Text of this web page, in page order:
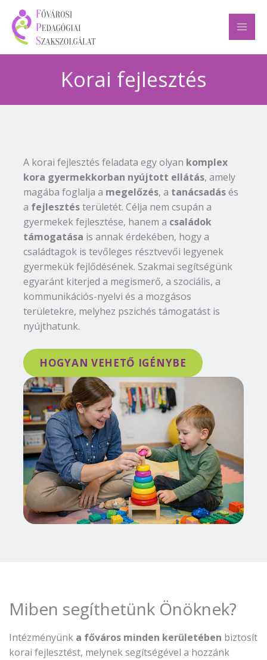
content
Korai fejlesztés
A korai fejlesztés feladata egy olyan komplex
kora gyermekkorban nyújtott ellátás, amely
magába foglalja a megelőzés, a tanácsadásés
a fejlesztésterületét. Célja nem csupán a
gyermekek fejlesztése, hanem a családok
támogatása is annak érdekében, hogy a
családtagok is tevőleges résztvevői legyenek
gyermekük fejlődésének. Szakmai segítségünk
egyaránt kiterjed a megismerő, a szociális, a
kommunikációs-nyelvi és a mozgásos
területekre, melyhez pszichés támogatást is
nyújthatunk.
HOGYAN VEHETŐ IGÉNYBE
Miben segíthetünk Önöknek?
Intézményünk a főváros minden kerületében biztosít
korai fejlesztést, melynek segítségével a hozzánk